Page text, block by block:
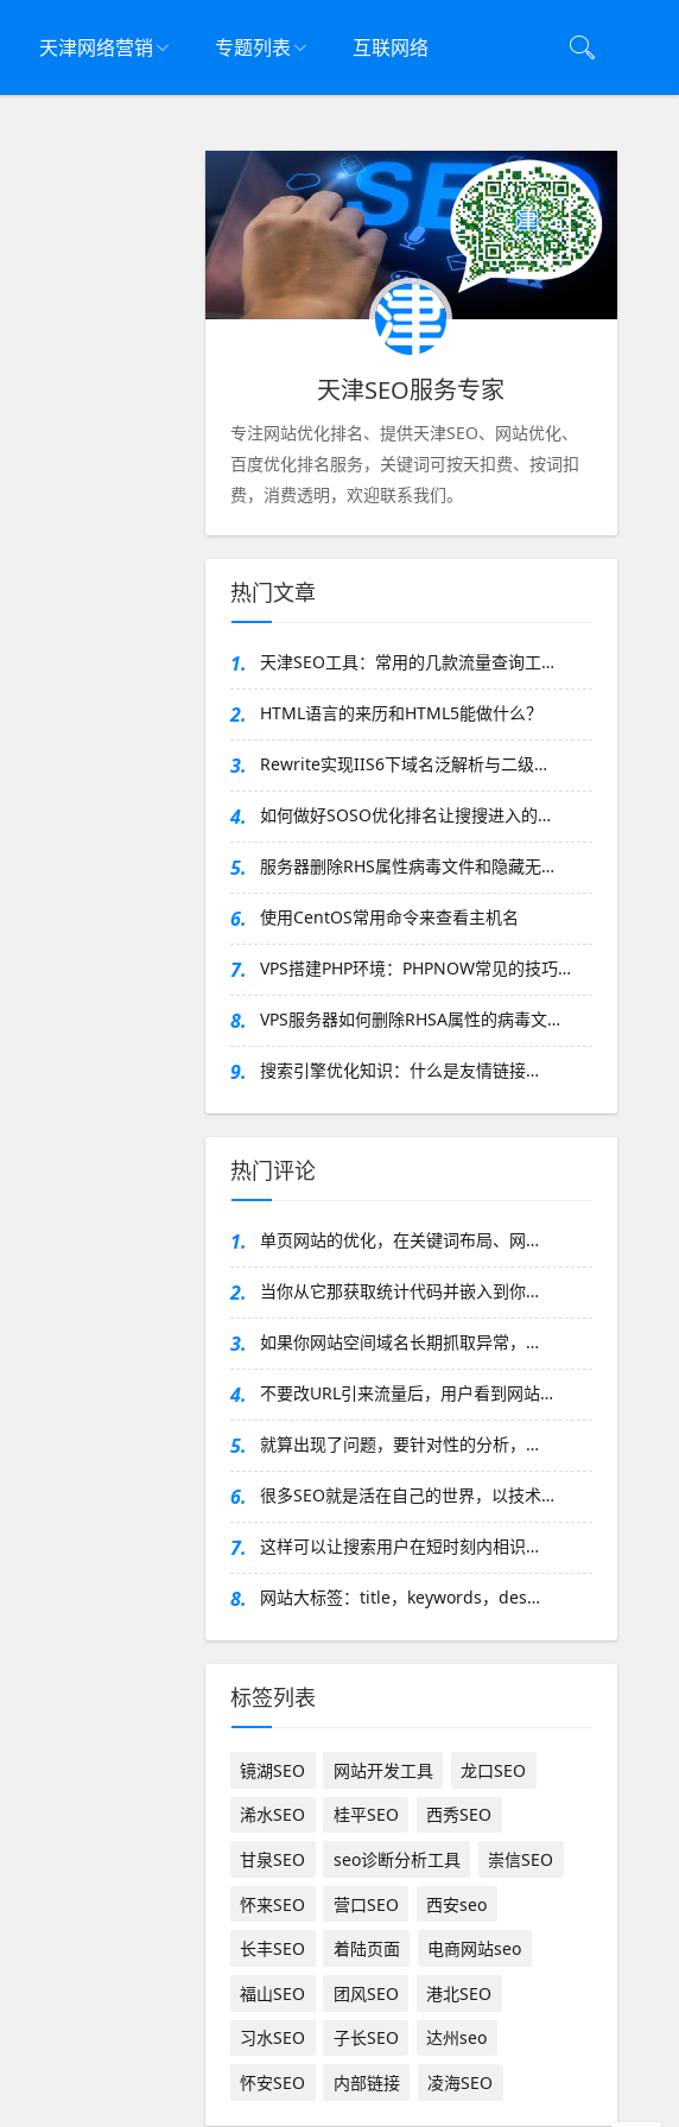
天津网络营销 专题列表 互联网络
天津SEO服务专家
专注网站优化排名、提供天津SEO、网站优化、
百度优化排名服务，关键词可按天扣费、按词扣
费，消费透明，欢迎联系我们。
热门文章
1. 天津SEO工具：常用的几款流量查询工…
2. HTML语言的来历和HTML5能做什么？
3. Rewrite实现IIS6下域名泛解析与二级…
4. 如何做好SOSO优化排名让搜搜进入的…
5. 服务器删除RHS属性病毒文件和隐藏无…
6. 使用CentOS常用命令来查看主机名
7. VPS搭建PHP环境：PHPNOW常见的技巧…
8. VPS服务器如何删除RHSA属性的病毒文…
9. 搜索引擎优化知识：什么是友情链接…
热门评论
1. 单页网站的优化，在关键词布局、网…
2. 当你从它那获取统计代码并嵌入到你…
3. 如果你网站空间域名长期抓取异常，…
4. 不要改URL引来流量后，用户看到网站…
5. 就算出现了问题，要针对性的分析，…
6. 很多SEO就是活在自己的世界，以技术…
7. 这样可以让搜索用户在短时刻内相识…
8. 网站大标签：title，keywords，des…
标签列表
镜湖SEO 网站开发工具
龙口SEO
浠水SEO
桂平SEO
西秀SEO
甘泉SEO
seo诊断分析工具
崇信SEO
怀来SEO
营口SEO
西安seo
长丰SEO
着陆页面
电商网站seo
福山SEO
团风SEO
港北SEO
习水SEO
子长SEO
达州seo
怀安SEO
内部链接 凌海SEO